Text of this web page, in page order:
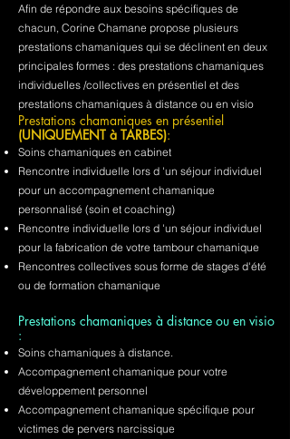
Afin de répondre aux besoins spécifiques de
chacun, Corine Chamane propose plusieurs
prestations chamaniques qui se déclinent en deux
principales formes : des prestations chamaniques
individuelles /collectives en présentiel et des
prestations chamaniques à distance ou en visio
Prestations chamaniques en présentiel
(UNIQUEMENT à TARBES):
Soins chamaniques en cabinet
Rencontre individuelle lors d 'un séjour individuel
pour un accompagnement chamanique
personnalisé (soin et coaching)
Rencontre individuelle lors d 'un séjour individuel
pour la fabrication de votre tambour chamanique
Rencontres collectives sous forme de stages d'été
ou de formation chamanique
Prestations chamaniques à distance ou en visio
:
Soins chamaniques à distance.
Accompagnement chamanique pour votre
développement personnel
Accompagnement chamanique spécifique pour
victimes de pervers narcissique